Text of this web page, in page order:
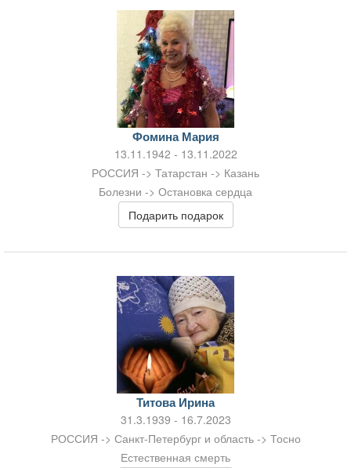
Фомина Мария
13.11.1942 - 13.11.2022
РОССИЯ -> Татарстан -> Казань
Болезни -> Остановка сердца
Подарить подарок
Титова Ирина
31.3.1939 - 16.7.2023
РОССИЯ -> Санкт-Петербург и область -> Тосно
Естественная смерть